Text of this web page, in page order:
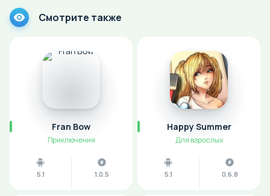
Смотрите также
Fran Bow
Приключения
5.1 1.0.5
Happy Summer
Для взрослых
5.1 0.6.8